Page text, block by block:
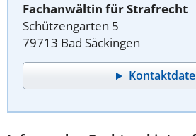
Fachanwältin für Strafrecht
Schützengarten 5
79713 Bad Säckingen